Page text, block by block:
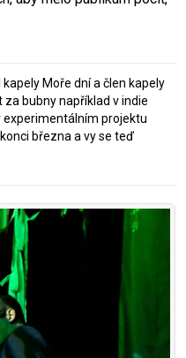
Moře dní a člen kapely
za bubny například v indie
experimentálním projektu
března a vy se teď